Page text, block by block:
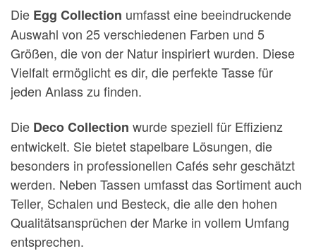
Die Egg Collection umfasst eine beeindruckende
Auswahl von 25 verschiedenen Farben und 5
Größen, die von der Natur inspiriert wurden. Diese
Vielfalt ermöglicht es dir, die perfekte Tasse für
jeden Anlass zu finden.
Die Deco Collection wurde speziell für Effizienz
entwickelt. Sie bietet stapelbare Lösungen, die
besonders in professionellen Cafés sehr geschätzt
werden. Neben Tassen umfasst das Sortiment auch
Teller, Schalen und Besteck, die alle den hohen
Qualitätsansprüchen der Marke in vollem Umfang
entsprechen.